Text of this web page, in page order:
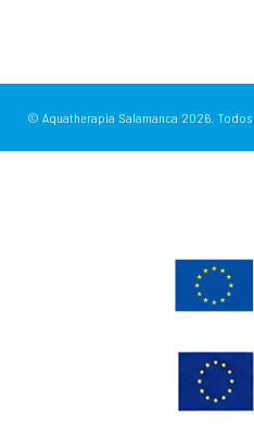
© Aquatherapia Salamanca 2026.